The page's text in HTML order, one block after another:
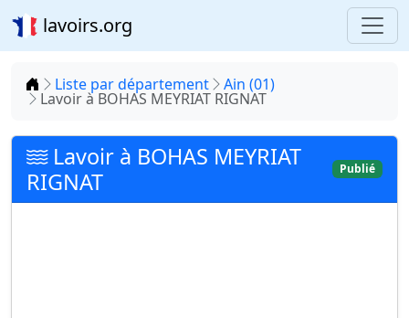
lavoirs.org
Accueil
Liste par département Ain (01)
Lavoir à BOHAS MEYRIAT RIGNAT
Lavoir à BOHAS MEYRIAT
RIGNAT
Publié